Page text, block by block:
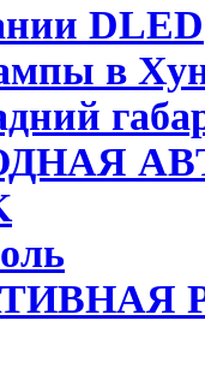
DLED
в